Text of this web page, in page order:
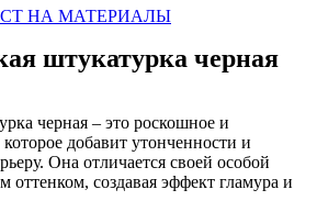
НА МАТЕРИАЛЫ
штукатурка черная
черная – это роскошное и
добавит утонченности и
Она отличается своей особой
оттенком, создавая эффект гламура и